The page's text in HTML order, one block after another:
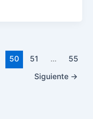
50 51 …
55
Siguiente →